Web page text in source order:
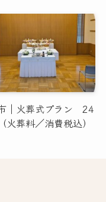
｜火葬式プラン 24
火葬料／消費税込）